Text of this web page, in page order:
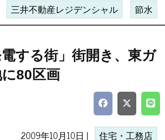
三井不動産レジデンシャル 節水
する街」街開き、東ガ
80区画
2009年10月10日 | 住宅・工務店